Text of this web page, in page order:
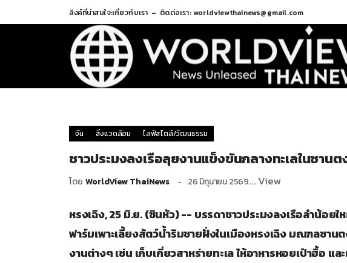
ลิงค์ที่น่าสนใจ:เกี่ยวกับเรา ติดต่อเรา: worldviewthainews@gmail.com
จีน สิ่งแวดล้อม ไลฟ์สไตล์/วัฒนธรรม
ชาวประมงลงเรือลุยงานแข็งขันกลางทะเลในซานต
โดย WorldView ThaiNews 26 มิถุนายน 2569... View
หรงเฉิง, 25 มิ.ย. (ซินหัว) -- บรรดาชาวประมงลงเรือลำน้อย
ฟาร์มเพาะเลี้ยงสัตว์น้ำริมชายฝั่งในเมืองหรงเฉิง มณฑลซา
งานต่างๆ เช่น เก็บเกี่ยวสาหร่ายทะเล ให้อาหารหอยเป๋าฮื้อ แ